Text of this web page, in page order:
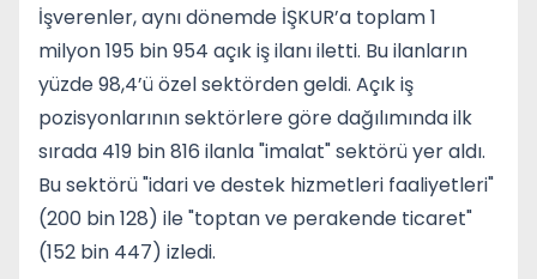
İşverenler, aynı dönemde İŞKUR’a toplam 1
milyon 195 bin 954 açık iş ilanı iletti. Bu ilanların
yüzde 98,4’ü özel sektörden geldi. Açık iş
pozisyonlarının sektörlere göre dağılımında ilk
sırada 419 bin 816 ilanla "imalat" sektörü yer aldı.
Bu sektörü "idari ve destek hizmetleri faaliyetleri"
(200 bin 128) ile "toptan ve perakende ticaret"
(152 bin 447) izledi.